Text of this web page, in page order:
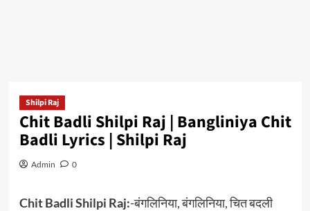
Shilpi Raj
Chit Badli Shilpi Raj | Bangliniya Chit
Badli Lyrics | Shilpi Raj
Admin 0
Chit Badli Shilpi Raj:-बंगलिनिया, बंगलिनिया, चित बदली